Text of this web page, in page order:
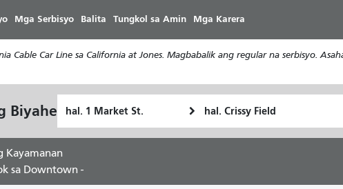
ang
pangunahing
nilalaman
Mga Serbisyo Balita Tungkol sa Amin Mga Karera
Cable Car Line sa California at Jones. Magbabalik ang regular na serbisyo.
Biyahe
Pagtatapos
ko
Kayamanan
sa Downtown -